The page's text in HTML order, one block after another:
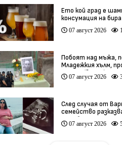
Ето кой град е
консумация на
07 август 2026
Побоят над мъжа,
Младежкия хълм,
от час (видео)
07 август 2026
След случая от
семейство
след бременност
(видео)
07 август 2026